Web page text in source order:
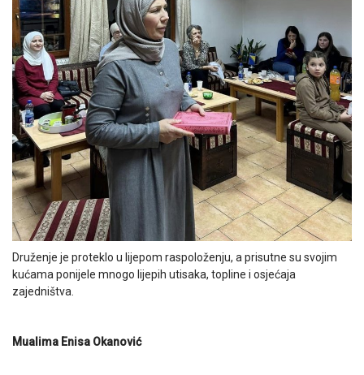
Druženje je proteklo u lijepom raspoloženju, a prisutne su svojim
kućama ponijele mnogo lijepih utisaka, topline i osjećaja
zajedništva.
Mualima Enisa Okanović